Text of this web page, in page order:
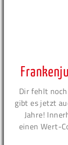
Dir fehlt
gibt es jetzt
Jahre!
einen Wert-